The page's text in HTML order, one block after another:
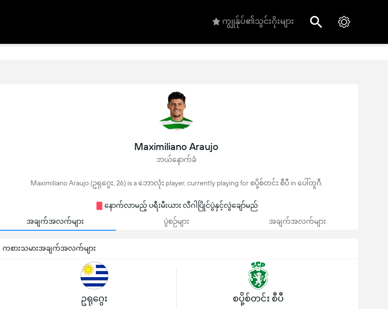
ကျွုန်ုပ်၏သွင်းဂိုးများ
Maximiliano Araujo
ဘယ်နောက်ခံ
Maximiliano Araujo (ဥရုဂွေး, 26) is a ဘောလုံး player, currently playing for စပို့စ်တင်း စီပီ in ပေါ်တူဂီ.
နောက်လာမည့် ပရီးမီးယား လီဂါပြိုင်ပွဲနှင့်လွဲချော်မည်
အချက်အလက်များ
ပွဲစဉ်များ အချက်အလက်များ
ကစားသမားအချက်အလက်များ
ဥရုဂွေး စပို့စ်တင်း စီပီ